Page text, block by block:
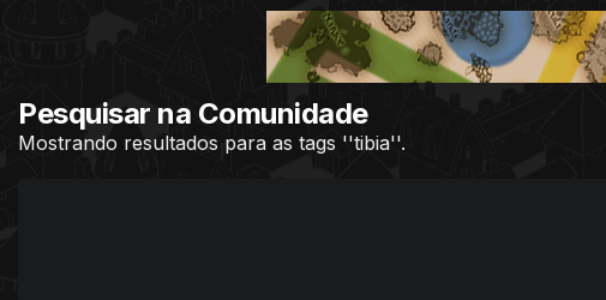
Pesquisar na Comunidade
Mostrando resultados para as tags ''tibia''.